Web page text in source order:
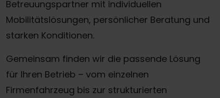
Betreuungspartner mit individuellen
Mobilitätslösungen, persönlicher Beratung und
starken Konditionen.
Gemeinsam finden wir die passende Lösung
für Ihren Betrieb – vom einzelnen
Firmenfahrzeug bis zur strukturierten